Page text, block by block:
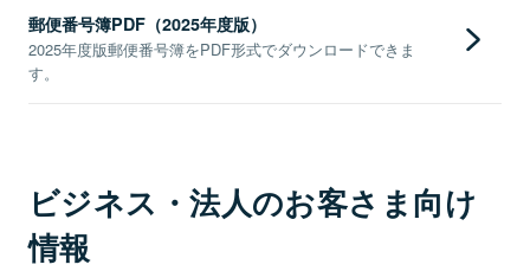
郵便番号簿PDF（2025年度版）
2025年度版郵便番号簿をPDF形式でダウンロードできま
す。
ビジネス・法人のお客さま向け
情報